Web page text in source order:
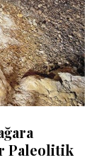
Paleolitik